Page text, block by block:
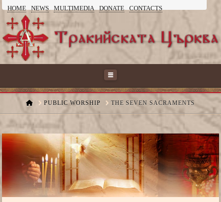
HOME NEWS MULTIMEDIA DONATE CONTACTS
ТРАКИЙСКАТА
ЦЪРКВА
Navigation
HOMEPUBLIC WORSHIP THE SEVEN SACRAMENTS